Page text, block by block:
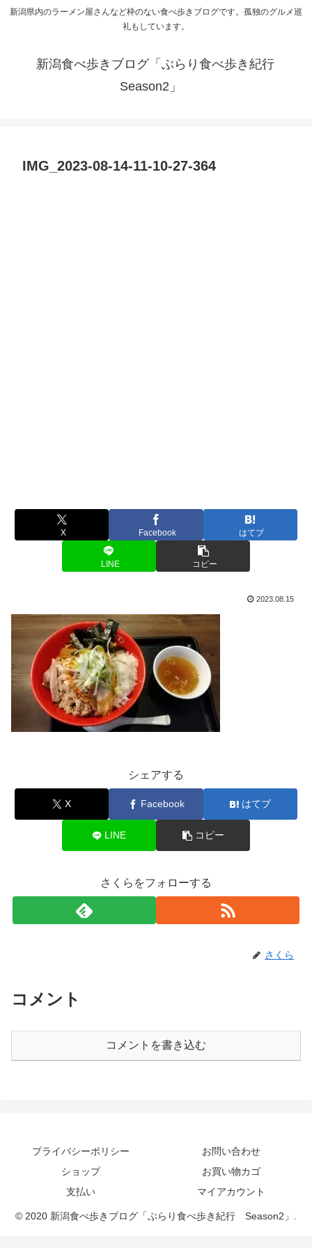
新潟県内のラーメン屋さんなど枠のない食べ歩きブログです。孤独のグルメ巡
礼もしています。
新潟食べ歩きブログ「ぶらり食べ歩き紀行
Season2」
IMG_2023-08-14-11-10-27-364
X Facebook はてブ
LINE コピー
2023.08.15
シェアする
X Facebook はてブ
LINE コピー
さくらをフォローする
さくら
コメント
コメントを書き込む
プライバシーポリシー
お問い合わせ
ショップ
お買い物カゴ
支払い
マイアカウント
© 2020 新潟食べ歩きブログ「ぶらり食べ歩き紀行 Season2」.